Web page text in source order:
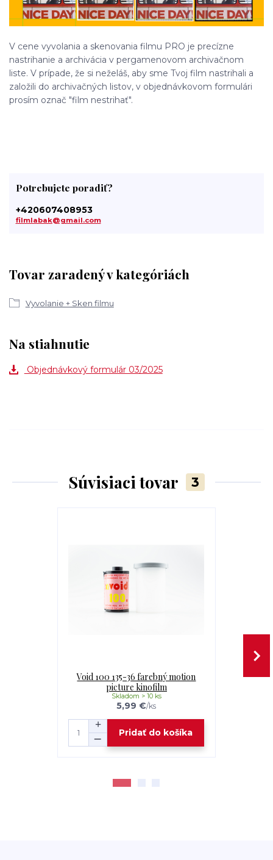
V cene vyvolania a skenovania filmu PRO je precízne
nastrihanie a archivácia v pergamenovom archivačnom
liste. V prípade, že si neželáš, aby sme Tvoj film nastrihali a
založili do archivačných listov, v objednávkovom formulári
prosím označ "film nestrihať".
Tovar zaradený v kategóriách
Vyvolanie + Sken filmu
Potrebujete poradiť?
+420607408953
filmlabak@gmail.com
Na stiahnutie
Objednávkový formulár 03/2025
Súvisiaci tovar 3
Void 100 135-36 farebný motion
picture kinofilm
5,99 €/ks
Skladom > 10 ks
Pridať do košíka
Void